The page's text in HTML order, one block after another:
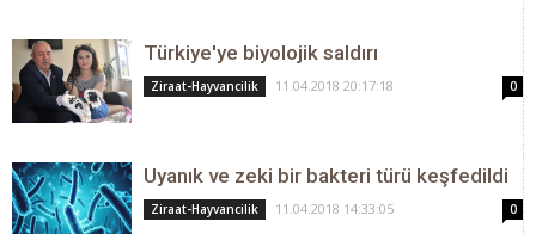
Türkiye'ye biyolojik saldırı
Ziraat-Hayvancilik 11.04.2018 20:17:18 0
Uyanık ve zeki bir bakteri türü keşfedildi
Ziraat-Hayvancilik 11.04.2018 14:33:05 0